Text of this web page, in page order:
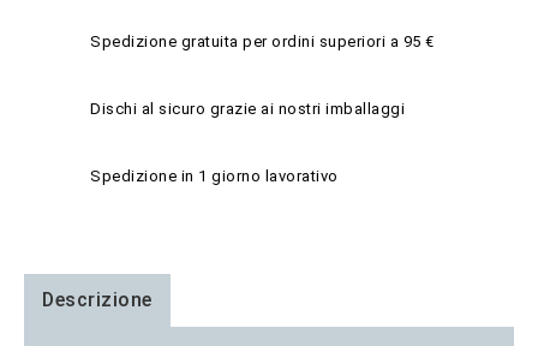
Spedizione gratuita per ordini superiori a 95 €
Dischi al sicuro grazie ai nostri imballaggi
Spedizione in 1 giorno lavorativo
Descrizione